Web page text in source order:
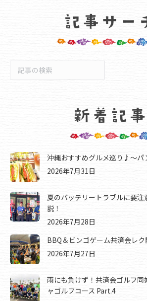
索
沖縄おすすめグルメ巡り♪～パ
2026年7月31日
夏のバッテリートラブルに要
説！
2026年7月28日
BBQ＆ビンゴゲーム共済会レク
2026年7月27日
雨にも負けず！共済会ゴルフ同
ャゴルフコース Part.4